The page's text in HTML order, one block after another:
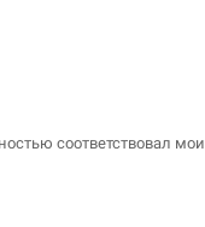
соответствовал